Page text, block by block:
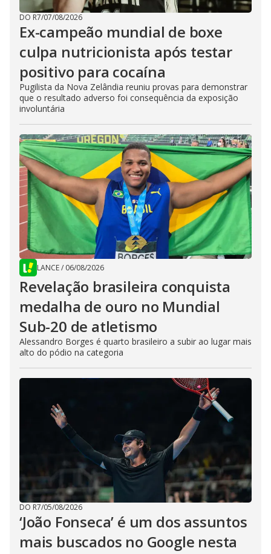
DO R7/07/08/2026
Ex-campeão mundial de boxe
culpa nutricionista após testar
positivo para cocaína
Pugilista da Nova Zelândia reuniu provas para demonstrar
que o resultado adverso foi consequência da exposição
involuntária
LANCE/ 06/08/2026
Revelação brasileira conquista
medalha de ouro no Mundial
Sub-20 de atletismo
Alessandro Borges é quarto brasileiro a subir ao lugar mais
alto do pódio na categoria
DO R7/05/08/2026
‘João Fonseca’ é um dos assuntos
mais buscados no Google nesta